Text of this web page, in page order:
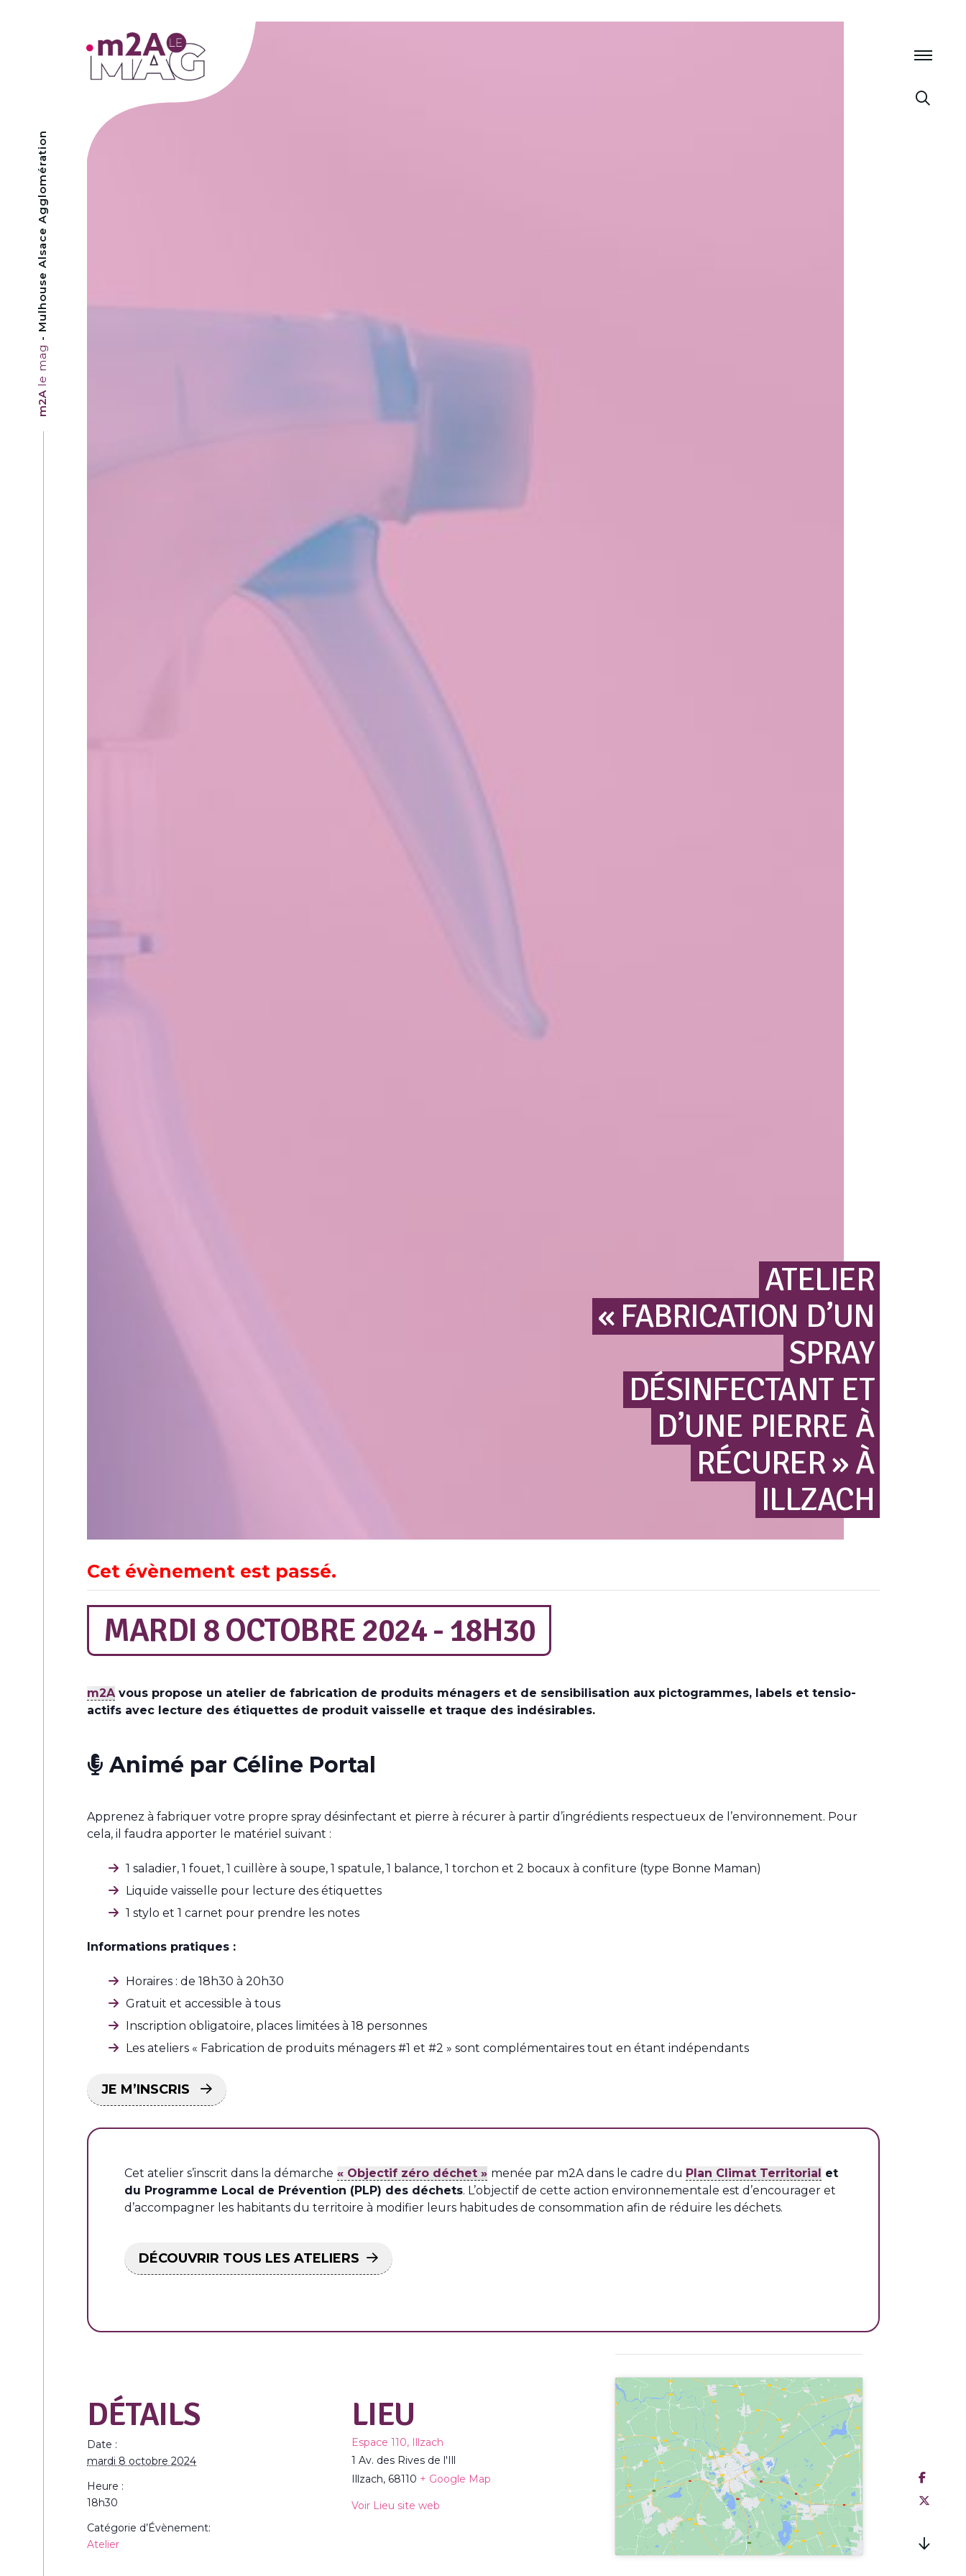
m2A
le mag
- Mulhouse Alsace Agglomération
ATELIER
« FABRICATION D’UN
SPRAY
DÉSINFECTANT ET
D’UNE PIERRE À
RÉCURER » À
ILLZACH
Cet évènement est passé.
MARDI 8 OCTOBRE 2024 - 18H30
m2Avous propose un atelier de fabrication de produits ménagers et de sensibilisation aux pictogrammes, labels et tensio-
actifs avec lecture des étiquettes de produit vaisselle et traque des indésirables.
Animé par Céline Portal
Apprenez à fabriquer votre propre spray désinfectant et pierre à récurer à partir d’ingrédients respectueux de l’environnement. Pour
cela, il faudra apporter le matériel suivant :
1 saladier, 1 fouet, 1 cuillère à soupe, 1 spatule, 1 balance, 1 torchon et 2 bocaux à confiture (type Bonne Maman)
Liquide vaisselle pour lecture des étiquettes
1 stylo et 1 carnet pour prendre les notes
Informations pratiques :
Horaires : de 18h30 à 20h30
Gratuit et accessible à tous
Inscription obligatoire, places limitées à 18 personnes
Les ateliers « Fabrication de produits ménagers #1 et #2 » sont complémentaires tout en étant indépendants
JE M’INSCRIS
Cet atelier s’inscrit dans la démarche « Objectif zéro déchet » menée par m2A dans le cadre du Plan Climat Territorial et
du Programme Local de Prévention (PLP) des déchets. L’objectif de cette action environnementale est d’encourager et
d’accompagner les habitants du territoire à modifier leurs habitudes de consommation afin de réduire les déchets.
DÉCOUVRIR TOUS LES ATELIERS
DÉTAILS
Date :
mardi 8 octobre 2024
Heure :
18h30
Catégorie d’Évènement:
Atelier
LIEU
Espace 110, Illzach
1 Av. des Rives de l'Ill
Illzach, 68110 + Google Map
Voir Lieu site web